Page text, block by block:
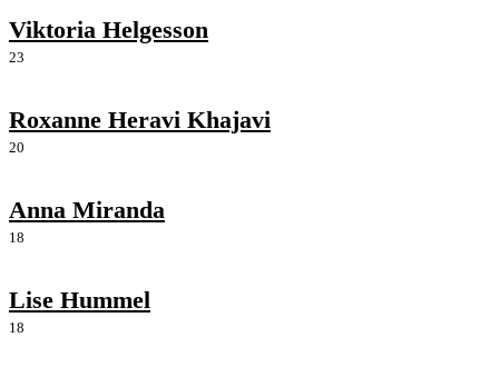
Viktoria Helgesson
23
Roxanne Heravi Khajavi
20
Anna Miranda
18
Lise Hummel
18